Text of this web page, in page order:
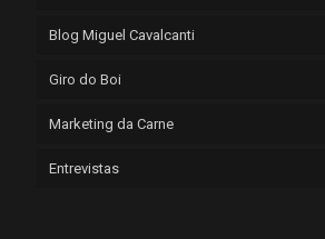
Blog Miguel Cavalcanti
Giro do Boi
Marketing da Carne
Entrevistas